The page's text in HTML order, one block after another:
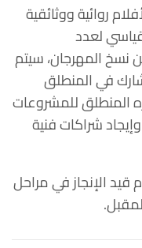
مشروعًا لأفلام روائية ووثائقية
لعدد
المهرجان، سيتم
في المنطلق
المنطلق للمشروعات
شراكات فنية
قيد الإنجاز في مراحل